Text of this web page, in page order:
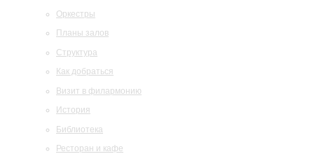
Оркестры
Планы залов
Структура
Как добраться
Визит в филармонию
История
Библиотека
Ресторан и кафе